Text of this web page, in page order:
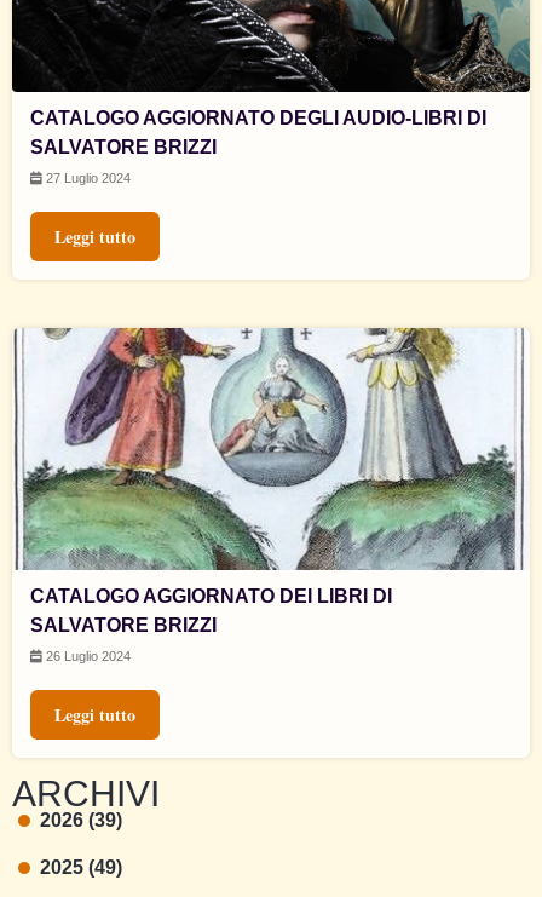
CATALOGO AGGIORNATO DEGLI AUDIO-LIBRI DI
SALVATORE BRIZZI
27 Luglio 2024
Leggi tutto
CATALOGO AGGIORNATO DEI LIBRI DI
SALVATORE BRIZZI
26 Luglio 2024
Leggi tutto
ARCHIVI
2026 (39)
2025 (49)